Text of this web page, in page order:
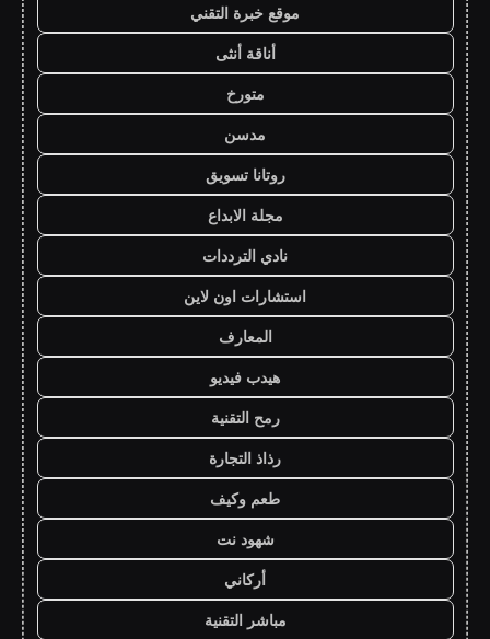
موقع خبرة التقني
أناقة أنثى
متورخ
مدسن
روتانا تسويق
مجلة الابداع
نادي الترددات
استشارات اون لاين
المعارف
هيدب فيديو
رمح التقنية
رذاذ التجارة
طعم وكيف
شهود نت
أركاني
مباشر التقنية